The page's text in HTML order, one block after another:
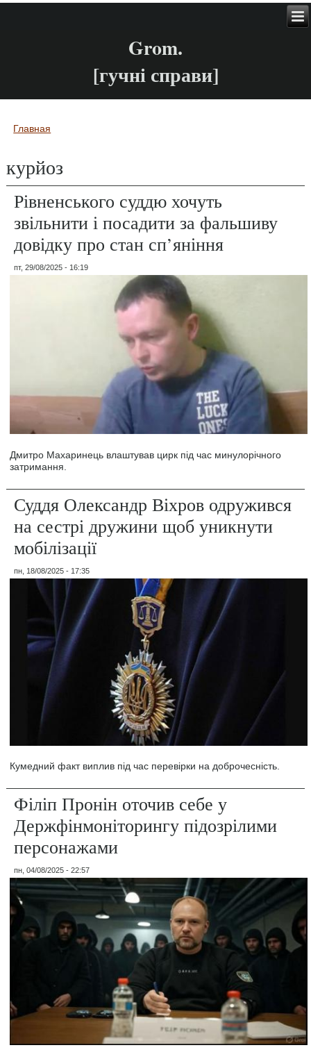
Grom.
[гучні справи]
Вы здесь
Главная
курйоз
Рівненського суддю хочуть
звільнити і посадити за фальшиву
довідку про стан сп’яніння
пт, 29/08/2025 - 16:19
Дмитро Махаринець влаштував цирк під час минулорічного
затримання.
Суддя Олександр Віхров одружився
на сестрі дружини щоб уникнути
мобілізації
пн, 18/08/2025 - 17:35
Кумедний факт виплив під час перевірки на доброчесність.
Філіп Пронін оточив себе у
Держфінмоніторингу підозрілими
персонажами
пн, 04/08/2025 - 22:57